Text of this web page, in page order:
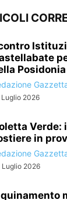
Luglio 2026
Verde:
in
Luglio 2026